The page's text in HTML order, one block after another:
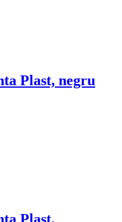
Plast, negru